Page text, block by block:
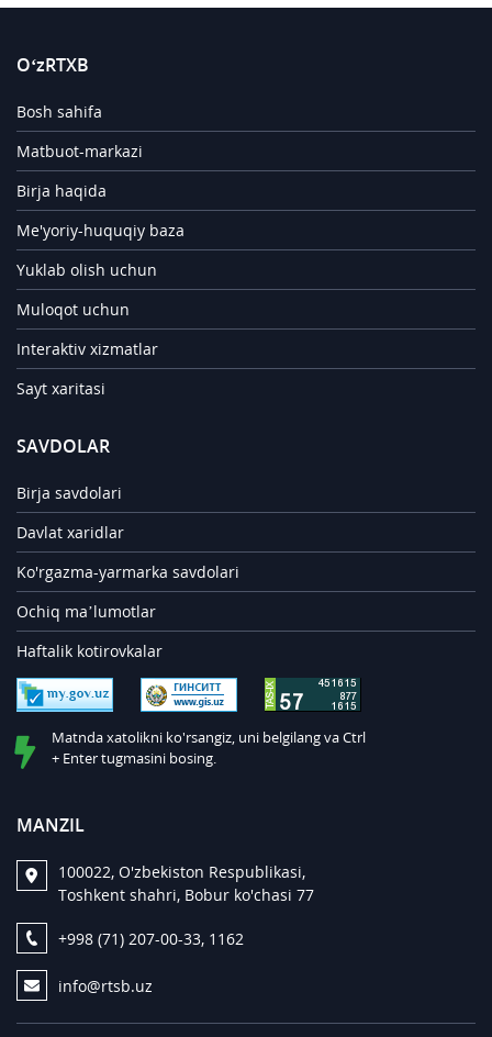
O‘zRTXB
Bosh sahifa
Matbuot-markazi
Birja haqida
Me'yoriy-huquqiy baza
Yuklab olish uchun
Muloqot uchun
Interaktiv xizmatlar
Sayt xaritasi
SAVDOLAR
Birja savdolari
Davlat xaridlar
Ko'rgazma-yarmarka savdolari
Ochiq ma’lumotlar
Haftalik kotirovkalar
Matnda xatolikni ko'rsangiz, uni belgilang va Ctrl
+ Enter tugmasini bosing.
MANZIL
100022, O'zbekiston Respublikasi,
Toshkent shahri, Bobur ko'chasi 77
+998 (71) 207-00-33, 1162
info@rtsb.uz